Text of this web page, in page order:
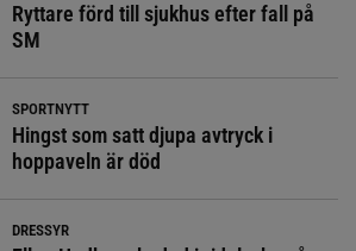
Ryttare förd till sjukhus efter fall på
SM
SPORTNYTT
Hingst som satt djupa avtryck i
hoppaveln är död
DRESSYR